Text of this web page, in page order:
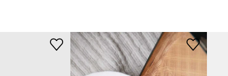
ID Proizvoda